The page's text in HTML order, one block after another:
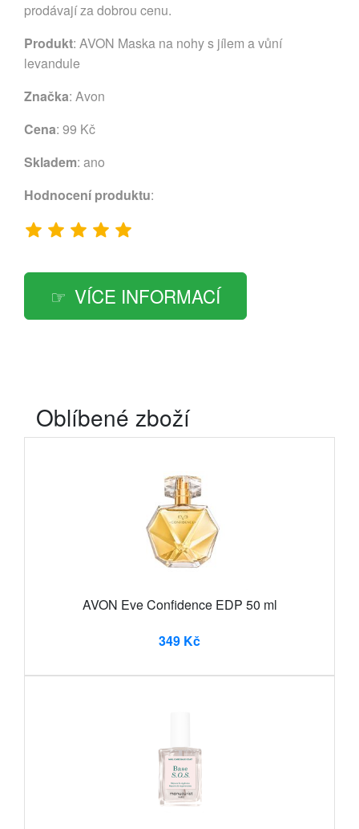
prodávají za dobrou cenu.
Produkt: AVON Maska na nohy s jílem a vůní
levandule
Značka: Avon
Cena: 99 Kč
Skladem: ano
Hodnocení produktu:
VÍCE INFORMACÍ
Oblíbené zboží
AVON Eve Confidence EDP 50 ml
349 Kč